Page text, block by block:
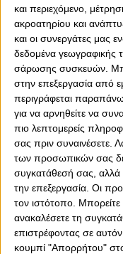
και περιεχόμενο,
ακροατηρίου και
και οι συνεργάτες μας
δεδομένα γεωγραφικής
σάρωσης συσκευών.
στην επεξεργασία από
περιγράφεται
για να αρνηθείτε να
πιο λεπτομερείς
σας πριν συναινέσετε.
των προσωπικών σας
συγκατάθεσή σας, αλλά
την επεξεργασία. Οι
τον ιστότοπο. Μπορείτε
ανακαλέσετε τη
επιστρέφοντας σε
κουμπί "Απορρήτου"
Με 27 αθλητές θα
Κολύμβησης του
Παίδων Κορασίδων
διεξαχθούν στο
Αναλυτικά η
(11): Λέμπλ
Μαρία, Τροχαλάκη
- Παντελία,
Χριστίνα, Καλύβα
Μαριάνθη.
(16): Αλογάκος
Ευαγγέλου Γιώργος,
Παναγιώτης,
Ανδρέας,
Μαυροδήμος